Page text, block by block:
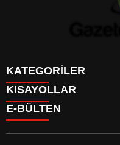
KATEGORİLER
GÜNDEM
DÜNYA
SİYASET
KISAYOLLAR
BURÇLAR
E-BÜLTEN